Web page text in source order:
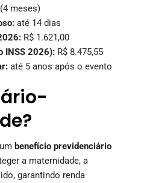
meses)
até 14 dias
R$ 1.621,00
INSS 2026): R$ 8.475,55
até 5 anos após o evento
benefício previdenciário
a maternidade, a
garantindo renda